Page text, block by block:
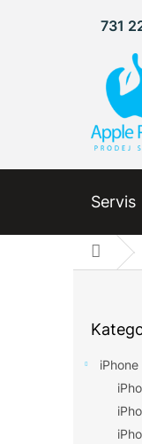
731
Servis
Domů
iPhone